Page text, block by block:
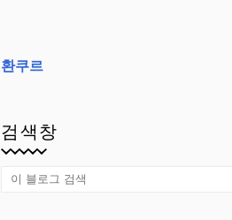
환쿠르
검색창